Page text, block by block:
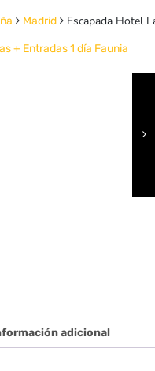
Madrid Escapada Hotel
adicional